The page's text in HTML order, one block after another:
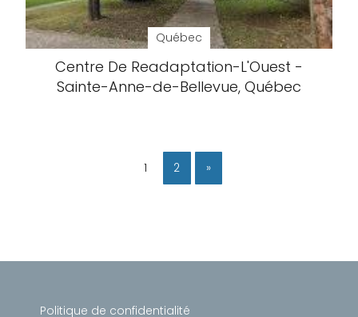
Québec
Centre De Readaptation-L'Ouest -
Sainte-Anne-de-Bellevue, Québec
1 2 »
Politique de confidentialité